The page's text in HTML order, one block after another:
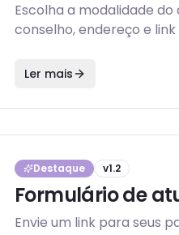
Escolha a modalidade
conselho, endereço e
Ler mais
Destaque v1.2
Formulário de
Envie um link para seus